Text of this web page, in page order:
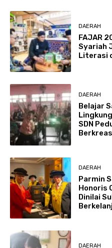
DAERAH
FAJAR
Syariah
Literasi
DAERAH
Belajar
SDN
DAERAH
Parmin
Honoris
Dinilai
DAERAH